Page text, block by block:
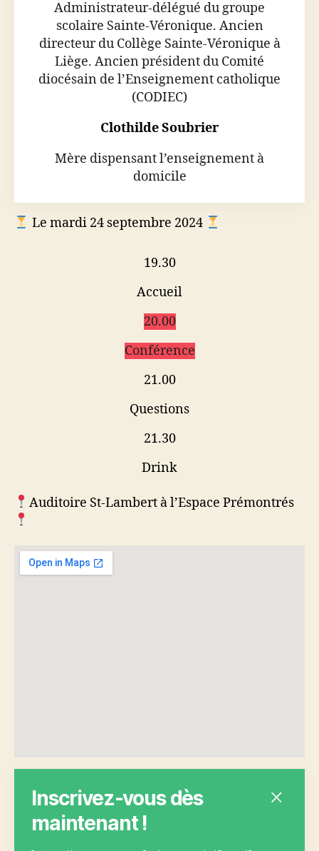
Administrateur-délégué du groupe
scolaire Sainte-Véronique. Ancien
directeur du Collège Sainte-Véronique à
Liège. Ancien président du Comité
diocésain de l’Enseignement catholique
(CODIEC)
Clothilde Soubrier
Mère dispensant l’enseignement à
domicile
Le mardi 24 septembre 2024
19.30
Accueil
20.00
Conférence
21.00
Questions
21.30
Drink
Auditoire St-Lambert à l’Espace Prémontrés
Inscrivez-vous dès
maintenant !